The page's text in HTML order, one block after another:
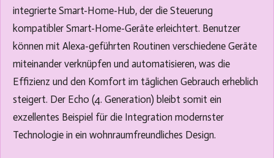
integrierte Smart-Home-Hub, der die Steuerung
kompatibler Smart-Home-Geräte erleichtert. Benutzer
können mit Alexa-geführten Routinen verschiedene Geräte
miteinander verknüpfen und automatisieren, was die
Effizienz und den Komfort im täglichen Gebrauch erheblich
steigert. Der Echo (4. Generation) bleibt somit ein
exzellentes Beispiel für die Integration modernster
Technologie in ein wohnraumfreundliches Design.